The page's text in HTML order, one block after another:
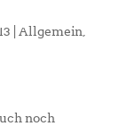
Allgemein
noch